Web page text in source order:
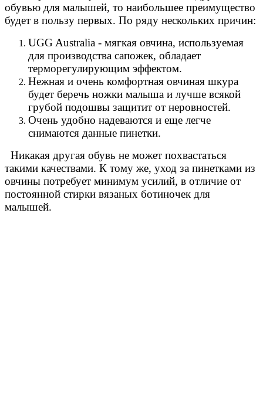
обувью для малышей, то наибольшее преимущество
будет в пользу первых. По ряду нескольких причин:
UGG Australia - мягкая овчина, используемая
для производства сапожек, обладает
терморегулирующим эффектом.
Нежная и очень комфортная овчиная шкура
будет беречь ножки малыша и лучше всякой
грубой подошвы защитит от неровностей.
Очень удобно надеваются и еще легче
снимаются данные пинетки.
Никакая другая обувь не может похвастаться
такими качествами. К тому же, уход за пинетками из
овчины потребует минимум усилий, в отличие от
постоянной стирки вязаных ботиночек для
малышей.